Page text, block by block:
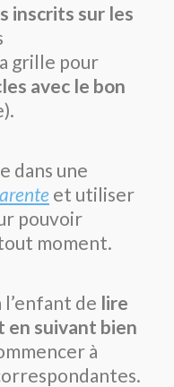
inscrits sur les
grille pour
avec le bon
dans une
et utiliser
pouvoir
moment.
l’enfant de lire
en suivant bien
à